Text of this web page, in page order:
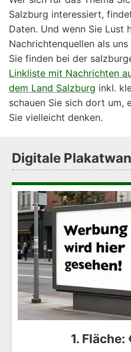
Salzburg interessiert,
Daten. Und wenn Sie Lust
Nachrichtenquellen als
Sie finden bei der
Linkliste mit Nachrichten
dem Land Salzburg inkl.
schauen Sie sich dort um,
Sie vielleicht denken.
Digitale
1.